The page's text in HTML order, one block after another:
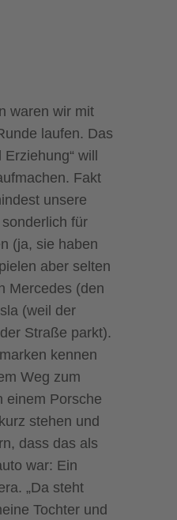
waren wir mit
laufen. Das
will
Fakt
unsere
für
(ja, sie haben
aber selten
Mercedes (den
(weil der
Straße parkt).
kennen
Weg zum
einem Porsche
stehen und
dass das als
war: Ein
„Da steht
Tochter und